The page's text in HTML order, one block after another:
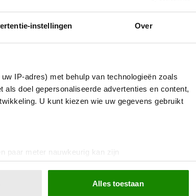
instellingen Over
IP-adres) met behulp van technologieën zoals
doel gepersonaliseerde advertenties en content,
U kunt kiezen wie uw gegevens gebruikt
paar meter nauwkeurig kan zijn
eigenschappen (fingerprinting)
Alles toestaan